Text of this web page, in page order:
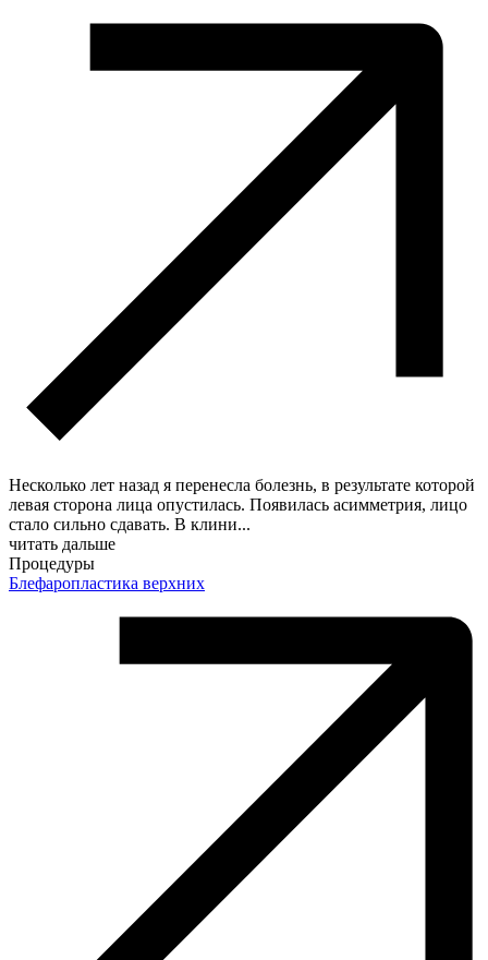
Несколько лет назад я перенесла болезнь, в результате которой
левая сторона лица опустилась. Появилась асимметрия, лицо
стало сильно сдавать. В клини...
читать дальше
Процедуры
Блефаропластика верхних